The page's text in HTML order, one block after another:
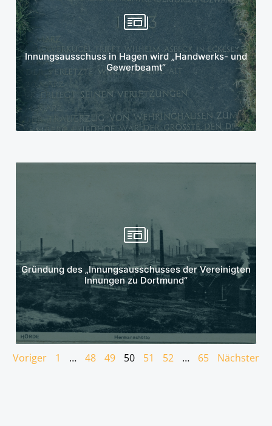
Innungsausschuss in Hagen wird „Handwerks- und
Gewerbeamt“
Mehr erfahren
Gründung des „Innungsausschusses der Vereinigten
Innungen zu Dortmund“
Mehr erfahren
Voriger 1 … 48 49 50 51 52 … 65 Nächster